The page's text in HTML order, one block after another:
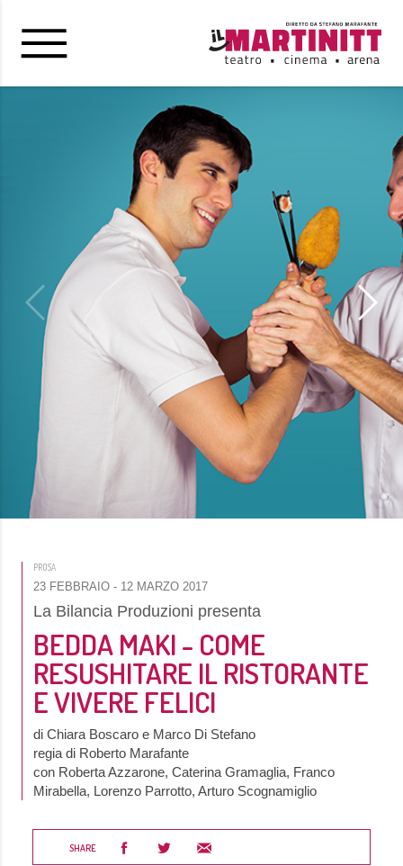
PROSA
23 FEBBRAIO - 12 MARZO 2017
La Bilancia Produzioni presenta
BEDDA MAKI - COME
RESUSHITARE IL RISTORANTE
E VIVERE FELICI
di Chiara Boscaro e Marco Di Stefano
regia di Roberto Marafante
con Roberta Azzarone, Caterina Gramaglia, Franco
Mirabella, Lorenzo Parrotto, Arturo Scognamiglio
SHARE